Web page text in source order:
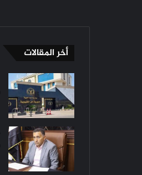
أخر المقالات